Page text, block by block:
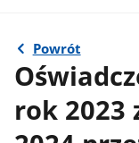
Powrót
rok 2023